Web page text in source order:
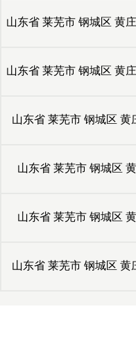
山东省 莱芜市 钢城区 黄
山东省 莱芜市 钢城区 黄
山东省 莱芜市 钢城区 黄
山东省 莱芜市 钢城区
山东省 莱芜市 钢城区
山东省 莱芜市 钢城区 黄